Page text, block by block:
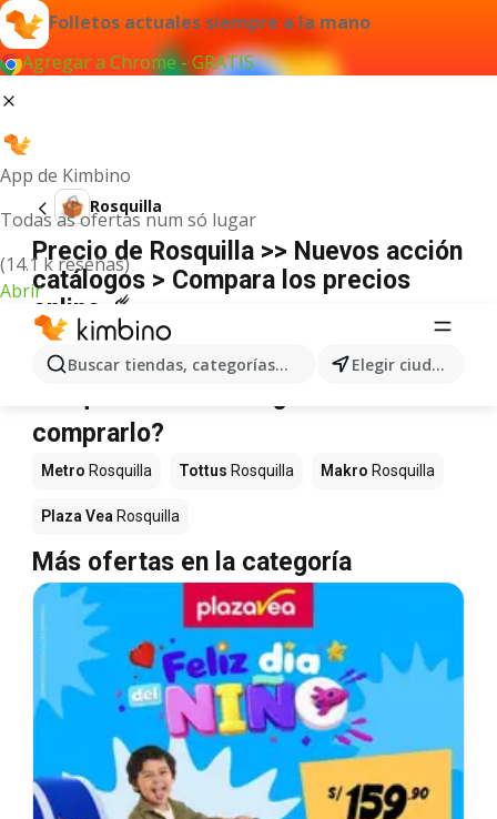
Folletos actuales siempre a la mano
Agregar a Chrome - GRATIS
App de Kimbino
Todas as ofertas num só lugar
(14.1 k reseñas)
Abrir
Buscar tiendas, categorías, productos... Elegir ciudad
Rosquilla
Precio de Rosquilla >> Nuevos acción
catálogos > Compara los precios
online ☄️
No hemos encontrado resultados para este
término.
comprarlo?
Metro Rosquilla Tottus Rosquilla Makro Rosquilla
Plaza Vea Rosquilla
Más ofertas en la categoría